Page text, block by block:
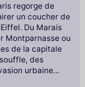
regorge de
un coucher de
Du Marais
Montparnasse ou
de la capitale
des
urbaine